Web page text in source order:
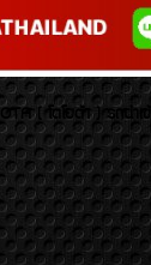
( โตโยต้า ) รถนำเข้